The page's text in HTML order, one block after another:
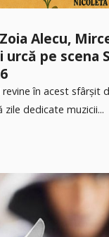
Alecu,
urcă pe scena
revine în acest sfârșit
dedicate muzicii...